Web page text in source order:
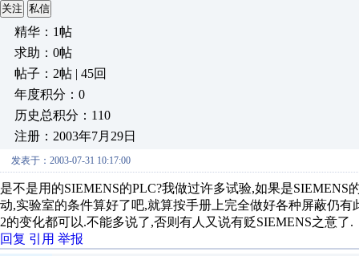
关注 私信
精华：1帖
求助：0帖
帖子：2帖 | 45回
年度积分：0
历史总积分：110
注册：2003年7月29日
发表于：2003-07-31 10:17:00
是不是用的SIEMENS的PLC?我做过许多试验,如果是
动,实验室的条件算好了吧,就算按手册上完全做好各种屏蔽仍
2的变化都可以.不能多说了,否则有人又说有贬SIEMENS之意了.
回复 引用 举报